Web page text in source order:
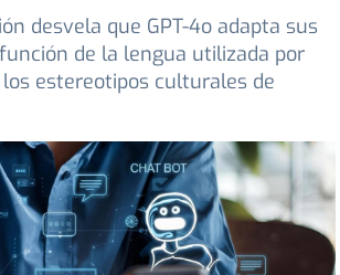
desvela que GPT-4o adapta sus
de la lengua utilizada por
estereotipos culturales de